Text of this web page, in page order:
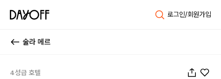
로그인/회원가입
술라 메르
4성급 호텔